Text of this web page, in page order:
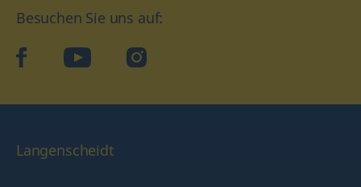
Besuchen Sie uns auf:
facebookYouTube Instagram
Langenscheidt